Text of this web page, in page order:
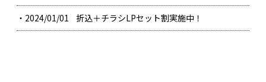
・2024/01/01 折込＋チラシLPセット割実施中！